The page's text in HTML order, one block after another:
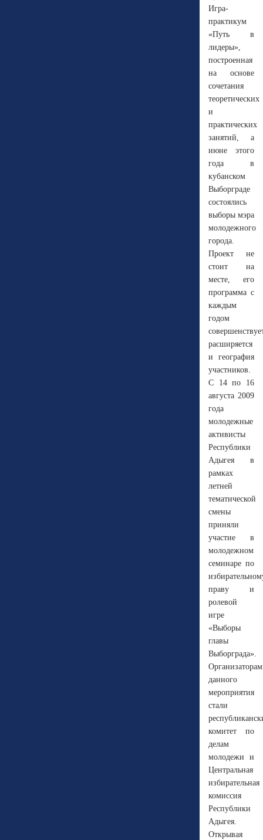
Игра-
практикум
«Путь в
лидеры»,
построенная
на основе
сочетания
теоретических
и
практических
занятий, а
июне этого
года в
кубанском
Выборграде
состоялись
выборы мэра
молодежного
города.
Проект не
стоит на
месте, его
программа с
каждым
годом
расширяется
и география
участников.
С 14 по 16
августа 2009
года
молодежные
активисты
Республики
Адыгея в
рамках
летней
тематической
смены
приняли
участие в
молодежном
семинаре по
праву и
ролевой
игре
«Выборы
главы
Выборграда».
данного
мероприятия
стали
комитет по
делам
молодежи и
Центральная
избирательная
комиссия
Республики
Адыгея.
Открывая